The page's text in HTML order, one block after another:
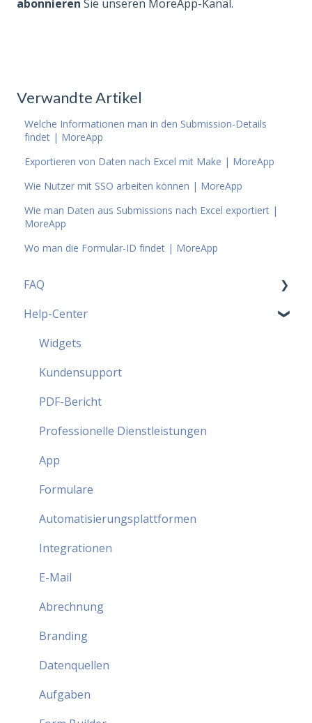
abonnieren Sie unseren MoreApp-Kanal.
Verwandte Artikel
Welche Informationen man in den Submission-Details
findet | MoreApp
Exportieren von Daten nach Excel mit Make | MoreApp
Wie Nutzer mit SSO arbeiten können | MoreApp
Wie man Daten aus Submissions nach Excel exportiert |
MoreApp
Wo man die Formular-ID findet | MoreApp
FAQ
MoreApp Pläne - FAQ
Beliebteste FAQ
Sicherheit - FAQ
Partnerprogramm - FAQ
Help-Center
Widgets
Kundensupport
PDF-Bericht
Professionelle Dienstleistungen
App
Formulare
Automatisierungsplattformen
Integrationen
E-Mail
Abrechnung
Branding
Datenquellen
Aufgaben